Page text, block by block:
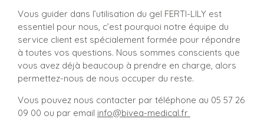
Vous guider dans l’utilisation du gel FERTI-LILY est
essentiel pour nous, c’est pourquoi notre équipe du
service client est spécialement formée pour répondre
à toutes vos questions. Nous sommes conscients que
vous avez déjà beaucoup à prendre en charge, alors
permettez-nous de nous occuper du reste.
Vous pouvez nous contacter par téléphone au 05 57 26
09 00 ou par email info@bivea-medical.fr